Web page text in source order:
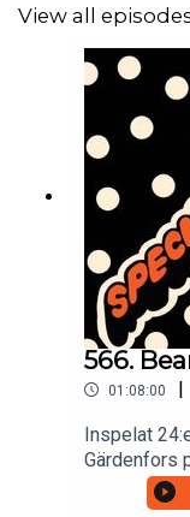
Magnusson och
≫"Grövsta
någonting
– Göteborgs-
View all
566.
01:08:00 |
Inspelat
Gärdenfors
massa
till den här